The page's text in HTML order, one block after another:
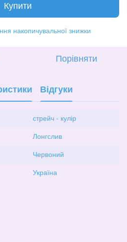
Купити
накопичувальної знижки
Порівняти
Відгуки
стрейч - кулір
Лонгслив
Червоний
Україна